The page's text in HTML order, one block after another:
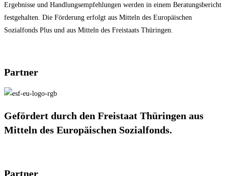
Ergebnisse und Handlungsempfehlungen werden in einem Beratungsbericht
festgehalten. Die Förderung erfolgt aus Mitteln des Europäischen
Sozialfonds Plus und aus Mitteln des Freistaats Thüringen.
Partner
Gefördert durch den Freistaat Thüringen aus
Mitteln des Europäischen Sozialfonds.
Partner